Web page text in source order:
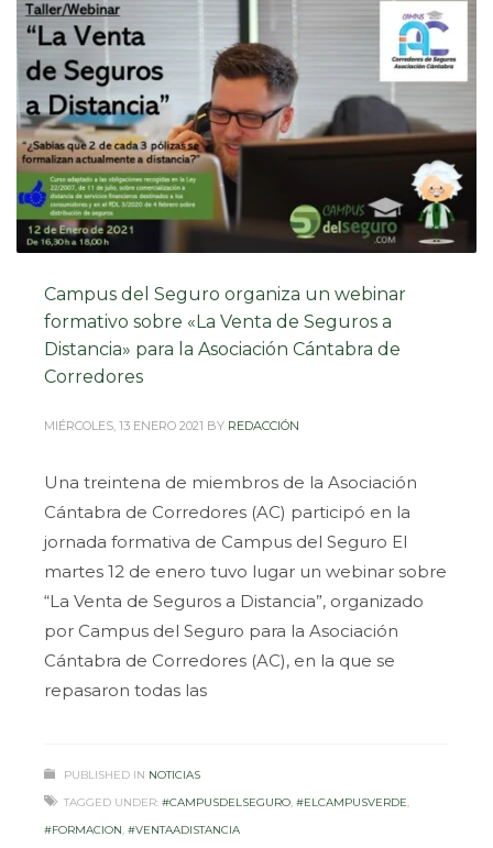
Campus del Seguro organiza un webinar
formativo sobre «La Venta de Seguros a
Distancia» para la Asociación Cántabra de
Corredores
MIÉRCOLES, 13 ENERO 2021 BY REDACCIÓN
Una treintena de miembros de la Asociación
Cántabra de Corredores (AC) participó en la
jornada formativa de Campus del Seguro El
martes 12 de enero tuvo lugar un webinar sobre
“La Venta de Seguros a Distancia”, organizado
por Campus del Seguro para la Asociación
Cántabra de Corredores (AC), en la que se
repasaron todas las
PUBLISHED IN NOTICIAS
TAGGED UNDER: #CAMPUSDELSEGURO, #ELCAMPUSVERDE,
#FORMACION, #VENTAADISTANCIA